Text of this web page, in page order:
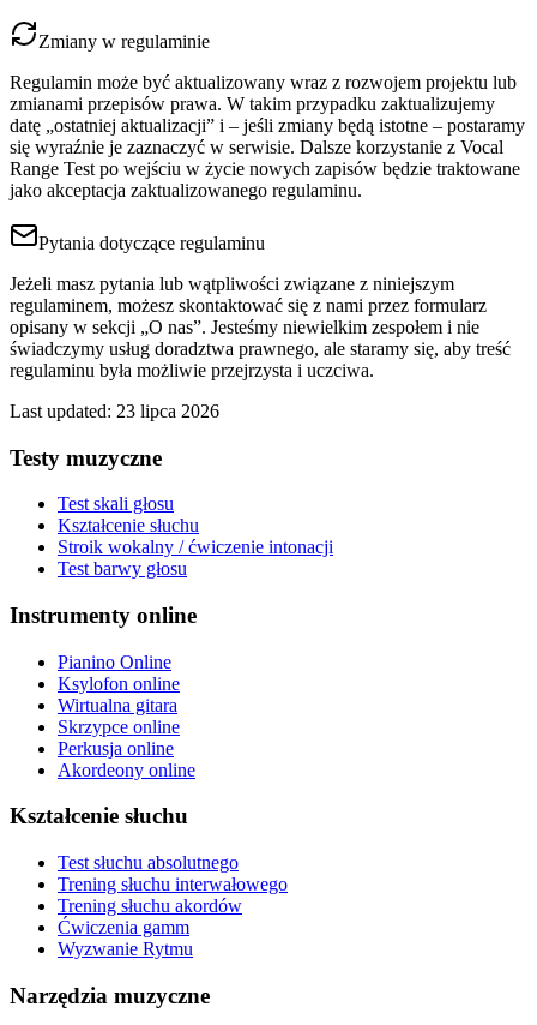
Zmiany w regulaminie
Regulamin może być aktualizowany wraz z rozwojem projektu lub
zmianami przepisów prawa. W takim przypadku zaktualizujemy
datę „ostatniej aktualizacji” i – jeśli zmiany będą istotne – postaramy
się wyraźnie je zaznaczyć w serwisie. Dalsze korzystanie z Vocal
Range Test po wejściu w życie nowych zapisów będzie traktowane
jako akceptacja zaktualizowanego regulaminu.
Pytania dotyczące regulaminu
Jeżeli masz pytania lub wątpliwości związane z niniejszym
regulaminem, możesz skontaktować się z nami przez formularz
opisany w sekcji „O nas”. Jesteśmy niewielkim zespołem i nie
świadczymy usług doradztwa prawnego, ale staramy się, aby treść
regulaminu była możliwie przejrzysta i uczciwa.
Last updated: 23 lipca 2026
Testy muzyczne
Test skali głosu
Kształcenie słuchu
Stroik wokalny / ćwiczenie intonacji
Test barwy głosu
Instrumenty online
Pianino Online
Ksylofon online
Wirtualna gitara
Skrzypce online
Perkusja online
Akordeony online
Kształcenie słuchu
Test słuchu absolutnego
Trening słuchu interwałowego
Trening słuchu akordów
Ćwiczenia gamm
Wyzwanie Rytmu
Narzędzia muzyczne